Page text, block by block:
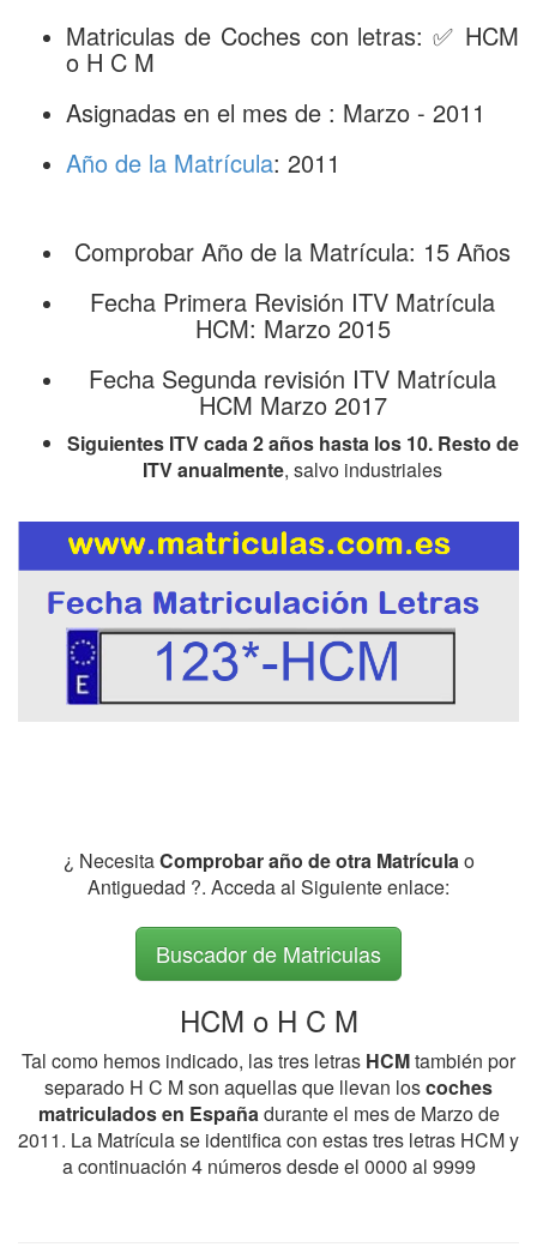
Matriculas de Coches con letras: ✅ HCM
o H C M
Asignadas en el mes de : Marzo - 2011
Año de la Matrícula: 2011
Comprobar Año de la Matrícula: 15 Años
Fecha Primera Revisión ITV Matrícula
HCM: Marzo 2015
Fecha Segunda revisión ITV Matrícula
HCM Marzo 2017
Siguientes ITV cada 2 años hasta los 10. Resto de
ITV anualmente, salvo industriales
¿ NecesitaComprobar año de otra Matrículao
Antiguedad ?. Acceda al Siguiente enlace:
Buscador de Matriculas
HCM o H C M
Tal como hemos indicado, las tres letras HCMtambién por
separado H C M son aquellas que llevan loscoches
matriculados en Españadurante el mes de Marzo de
2011. La Matrícula se identifica con estas tres letras HCM y
a continuación 4 números desde el 0000 al 9999